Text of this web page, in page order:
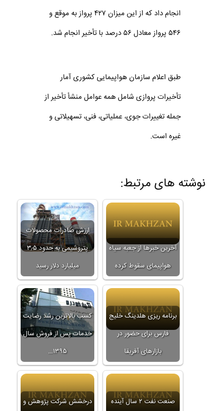
انجام داد که از این میزان ۴۲۷ پرواز به موقع و
۵۴۶ پرواز معادل ۵۶ درصد با تأخیر انجام شد.
طبق اعلام سازمان هواپیمایی کشوری آمار
تأخیرات پروازی شامل همه عوامل منشأ تأخیر از
جمله تغییرات جوی، عملیاتی، فنی، تسهیلاتی و
غیره است.
نوشته های مرتبط:
ارزش صادرات محصولات
پتروشیمی به حدود ۳٫۵
میلیارد دلار رسید
آخرین خبرها از جعبه سیاه
هواپیمای سقوط کرده
کسب بالاترین رشد رضایت
خدمات پس از فروش سال
۱۳۹۵…
برنامه ریزی هلدینگ خلیج
فارس برای حضور در
بازارهای آفریقا
درخشش شرکت پژوهش و صنعت نفت ۲ سال آینده